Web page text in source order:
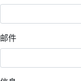
邮件